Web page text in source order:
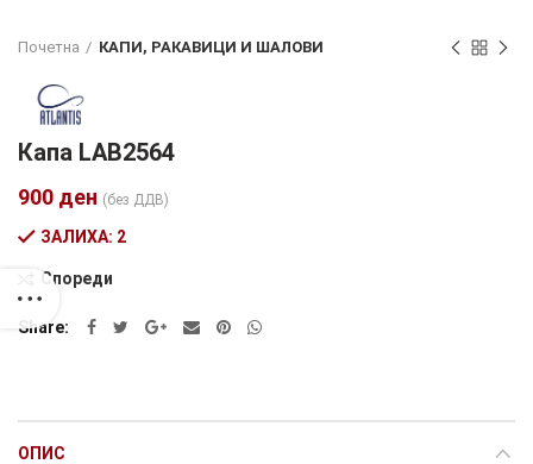
Почетна КАПИ, РАКАВИЦИ И ШАЛОВИ
Капа LAB2564
900 ден (без ДДВ)
ЗАЛИХА: 2
Alternative:
Спореди
Share
ОПИС